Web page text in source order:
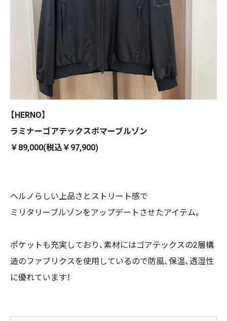
【HERNO】
ラミナーゴアテックスボマーブルゾン
￥89,000(税込￥97,900)
ヘルノらしい上品さとストリート感で
ミリタリーブルゾンをアップデートさせたアイテム。
ポケットも充実しており、素材にはゴアテックスの2層構
造のファブリクスを使用しているので防風、保温、透湿性
に優れています！